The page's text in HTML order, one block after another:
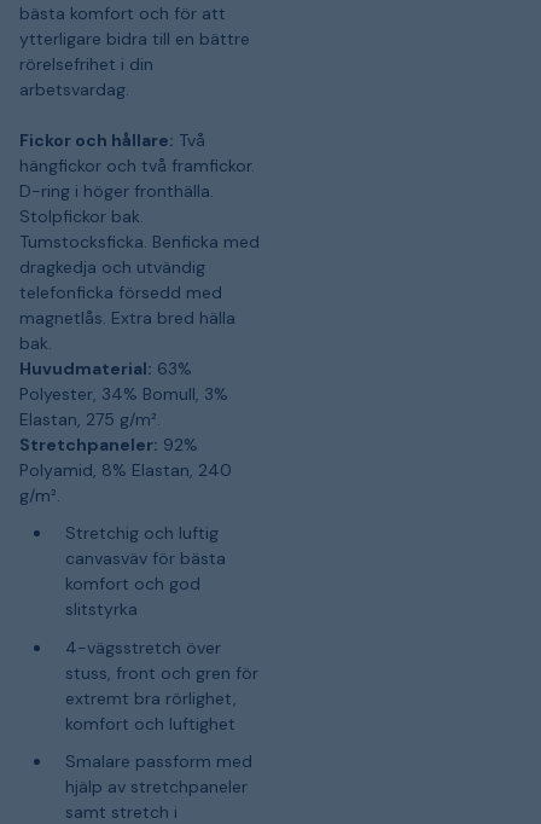
bästa komfort och för att
ytterligare bidra till en bättre
rörelsefrihet i din
arbetsvardag.
Fickor och hållare: Två
hängfickor och två framfickor.
D-ring i höger fronthälla.
Stolpfickor bak.
Tumstocksficka. Benficka med
dragkedja och utvändig
telefonficka försedd med
magnetlås. Extra bred hälla
bak.
Huvudmaterial: 63%
Polyester, 34% Bomull, 3%
Elastan, 275 g/m².
Stretchpaneler: 92%
Polyamid, 8% Elastan, 240
g/m².
Stretchig och luftig
canvasväv för bästa
komfort och god
slitstyrka
4-vägsstretch över
stuss, front och gren för
extremt bra rörlighet,
komfort och luftighet
Smalare passform med
hjälp av stretchpaneler
samt stretch i